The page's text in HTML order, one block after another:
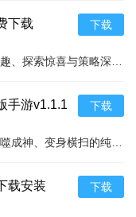
下载
下载
手游v1.1.1
下载
载安装
下载